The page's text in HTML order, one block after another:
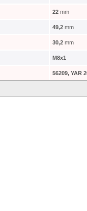
22 mm
49,2 mm
30,2 mm
M8x1
56209, YAR